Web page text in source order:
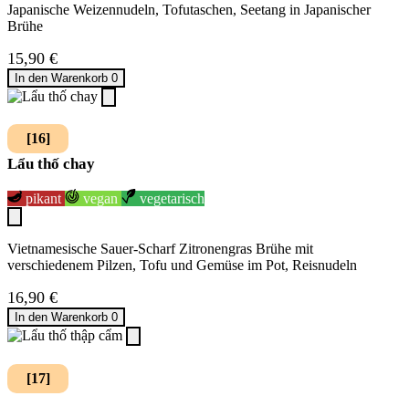
Japanische Weizennudeln, Tofutaschen, Seetang in Japanischer
Brühe
15,90 €
In den Warenkorb 0
[16]
Lẩu thố chay
pikant vegan vegetarisch
Vietnamesische Sauer-Scharf Zitronengras Brühe mit
verschiedenem Pilzen, Tofu und Gemüse im Pot, Reisnudeln
16,90 €
In den Warenkorb 0
[17]